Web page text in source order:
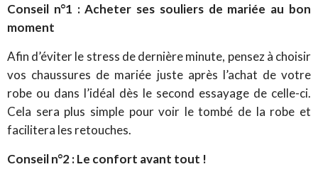
Conseil n°1 : Acheter ses souliers de mariée au bon
moment
Afin d’éviter le stress de dernière minute, pensez à choisir
vos chaussures de mariée juste après l’achat de votre
robe ou dans l’idéal dès le second essayage de celle-ci.
Cela sera plus simple pour voir le tombé de la robe et
facilitera les retouches.
Conseil n°2 : Le confort avant tout !